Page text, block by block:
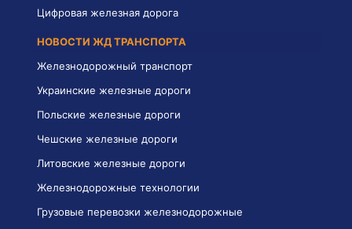
Цифровая железная дорога
НОВОСТИ ЖД ТРАНСПОРТА
Железнодорожный транспорт
Украинские железные дороги
Польские железные дороги
Чешские железные дороги
Литовские железные дороги
Железнодорожные технологии
Грузовые перевозки железнодорожные